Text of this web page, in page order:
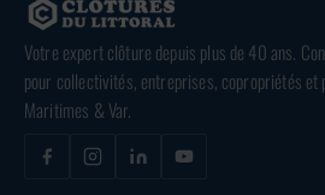
Votre expert clôture depuis plus de 40 ans.
pour collectivités, entreprises, copropriétés
Maritimes & Var.